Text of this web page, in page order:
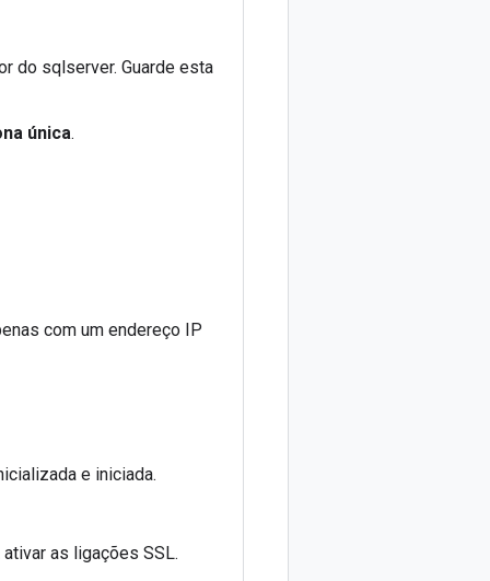
do sqlserver. Guarde esta
única.
com um endereço IP
e iniciada.
ativar as ligações SSL.